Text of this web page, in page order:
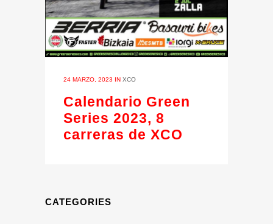
24 MARZO, 2023 IN XCO
Calendario Green
Series 2023, 8
carreras de XCO
CATEGORIES